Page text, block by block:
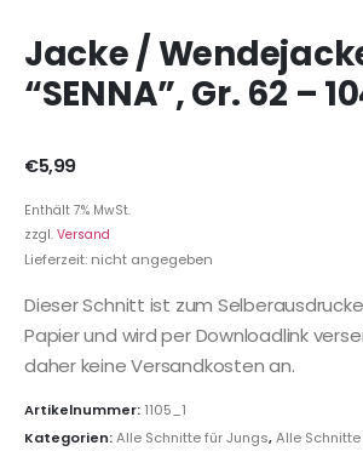
Jacke /
“SENNA”, Gr. 62 –
€5,99
Enthält 7% MwSt.
zzgl. Versand
Lieferzeit: nicht angegeben
Dieser Schnitt ist zum
Papier und wird per Downloadlink
daher keine Versandkosten an.
Artikelnummer: 1105_1
Kategorien:Alle Schnitte für Jungs,Alle